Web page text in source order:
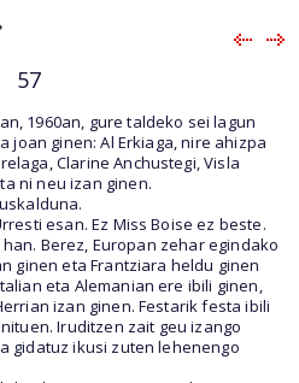
57
1960an, gure taldeko sei lagun
joan ginen: Al Erkiaga, nire ahizpa
Clarine Anchustegi, Visla
ni neu izan ginen.
esan. Ez Miss Boise ez beste.
Berez, Europan zehar egindako
ginen eta Frantziara heldu ginen
eta Alemanian ere ibili ginen,
izan ginen. Festarik festa ibili
Iruditzen zait geu izango
gidatuz ikusi zuten lehenengo